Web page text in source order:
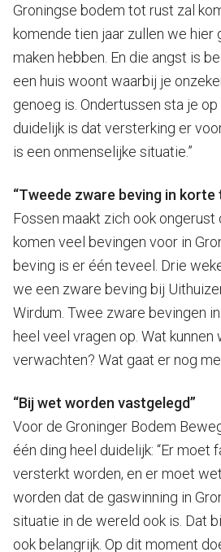
Groningse bodem tot rust zal
komende tien jaar zullen we hier
maken hebben. En die angst is
een huis woont waarbij je
genoeg is. Ondertussen sta je
duidelijk is dat versterking er
is een onmenselijke situatie.”
“Tweede zware beving in korte
Fossen maakt zich ook ongerust
komen veel bevingen voor in
beving is er één teveel. Drie
we een zware beving bij
Wirdum. Twee zware bevingen
heel veel vragen op. Wat
verwachten? Wat gaat er nog
“Bij wet worden vastgelegd”
Voor de Groninger Bodem
één ding heel duidelijk: “Er moet
versterkt worden, en er moet
worden dat de gaswinning in
situatie in de wereld ook is. Dat
ook belangrijk. Op dit moment